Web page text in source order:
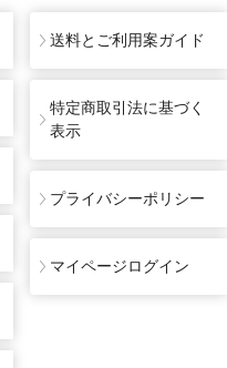
送料とご利用案ガイド
特定商取引法に基づく
表示
プライバシーポリシー
マイページログイン